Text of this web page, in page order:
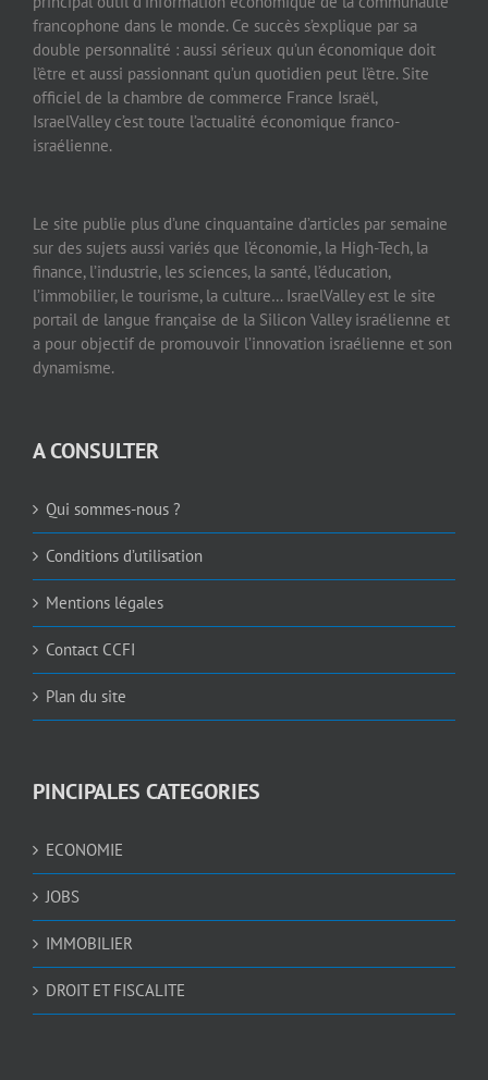
francophone dans le monde. Ce succès s’explique par sa
double personnalité : aussi sérieux qu’un économique doit
l’être et aussi passionnant qu’un quotidien peut l’être. Site
officiel de la chambre de commerce France Israël,
IsraelValley c’est toute l’actualité économique franco-
israélienne.
Le site publie plus d’une cinquantaine d’articles par semaine
sur des sujets aussi variés que l’économie, la High-Tech, la
finance, l’industrie, les sciences, la santé, l’éducation,
l’immobilier, le tourisme, la culture… IsraelValley est le site
portail de langue française de la Silicon Valley israélienne et
a pour objectif de promouvoir l’innovation israélienne et son
dynamisme.
A CONSULTER
Qui sommes-nous ?
Conditions d’utilisation
Mentions légales
Contact CCFI
Plan du site
PINCIPALES CATEGORIES
ECONOMIE
JOBS
IMMOBILIER
DROIT ET FISCALITE